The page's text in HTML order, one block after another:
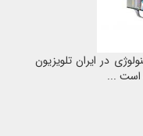
در ایران تلویزیون
است ...